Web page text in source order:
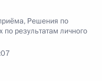
, Решения по
результатам личного